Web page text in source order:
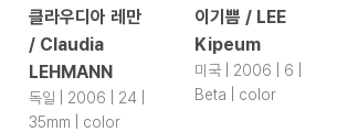
클라우디아 레만
/ Claudia
LEHMANN
독일 | 2006 | 24 |
35mm | color
이기쁨 / LEE
Kipeum
미국 | 2006 | 6 |
Beta | color